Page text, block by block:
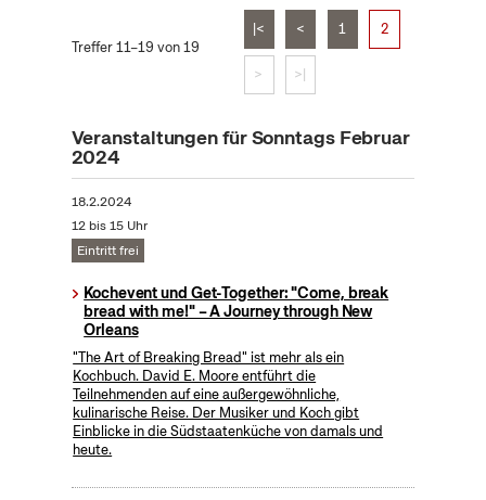
Treffer 11–19 von 19
|< < 1 2
> >|
Veranstaltungen für Sonntags Februar
2024
18.2.2024
12 bis 15 Uhr
Eintritt frei
Kochevent und Get-Together: "Come, break
bread with me!" – A Journey through New
Orleans
"The Art of Breaking Bread" ist mehr als ein
Kochbuch. David E. Moore entführt die
Teilnehmenden auf eine außergewöhnliche,
kulinarische Reise. Der Musiker und Koch gibt
Einblicke in die Südstaatenküche von damals und
heute.